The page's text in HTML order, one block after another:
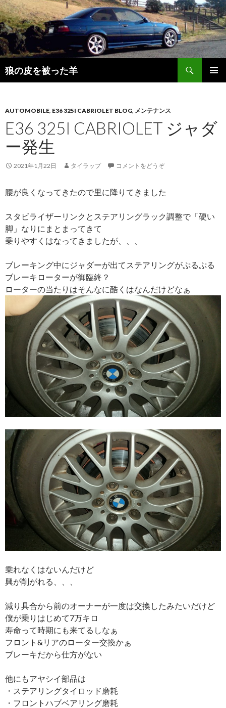
狼の皮を被った羊
検
索
ン
ツ
へ
AUTOMOBILE, E36 325I CABRIOLET BLOG, メンテナンス
E36 325I CABRIOLET ジャダ
ー発生
2021年1月22日 タイラップ コメントをどうぞ
腰が良くなってきたので里に降りてきました
スタビライザーリンクとステアリングラック調整で「硬い
脚」なりにまとまってきて
乗りやすくはなってきましたが、、、
ブレーキング中にジャダーが出てステアリングがぷるぷる
ブレーキローターが御臨終？
ローターの当たりはそんなに酷くはなんだけどなぁ
乗れなくはないんだけど
興が削がれる、、、
減り具合から前のオーナーが一度は交換したみたいだけど
僕が乗りはじめて7万キロ
寿命って時期にも来てるしなぁ
フロント&リアのローター交換かぁ
ブレーキだから仕方がない
他にもアヤシイ部品は
・ステアリングタイロッド磨耗
・フロントハブベアリング磨耗